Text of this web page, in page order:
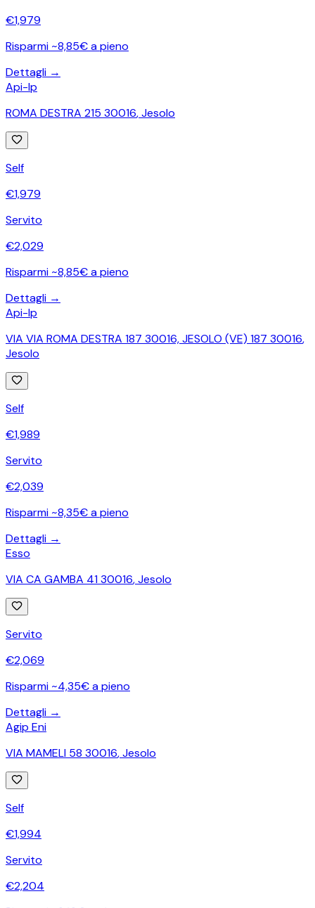
€1,979
Risparmi ~8,85€ a pieno
Dettagli →
Api-Ip
ROMA DESTRA 215 30016,Jesolo
Self
€1,979
Servito
€2,029
Risparmi ~8,85€ a pieno
Dettagli →
Api-Ip
VIA VIA ROMA DESTRA 187 30016, JESOLO (VE) 187 30016,
Jesolo
Self
€1,989
Servito
€2,039
Risparmi ~8,35€ a pieno
Dettagli →
Esso
VIA CA GAMBA 41 30016,Jesolo
Servito
€2,069
Risparmi ~4,35€ a pieno
Dettagli →
Agip Eni
VIA MAMELI 58 30016,Jesolo
Self
€1,994
Servito
€2,204